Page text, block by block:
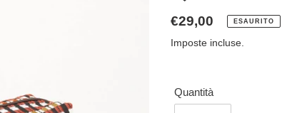
Prezzo
di
€29,00 ESAURITO
Imposte incluse.
Quantità